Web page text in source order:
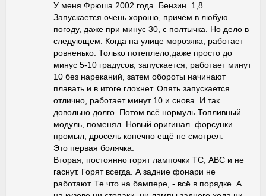
У меня Фрюша 2002 года. Бензин. 1,8.
Запускается очень хорошо, причём в любую
погоду, даже при минус 30, с полтычка. Но дело в
следующем. Когда на улице морозяка, работает
ровненько. Только потеплело,даже просто до
минус 5-10 градусов, запускается, работает минут
10 без нареканий, затем обороты начинают
плавать и в итоге глохнет. Опять запускается
отлично, работает минут 10 и снова. И так
довольно долго. Потом всё нормуль.Топливный
модуль, поменял. Новый оригинал. форсунки
промыл, дросель конечно ещё не смотрел.
Это первая болячка.
Вторая, постоянно горят лампочки ТС, АBC и не
гаснут. Горят всегда. А задние фонари не
работают. Те что на бампере, - всё в порядке. А